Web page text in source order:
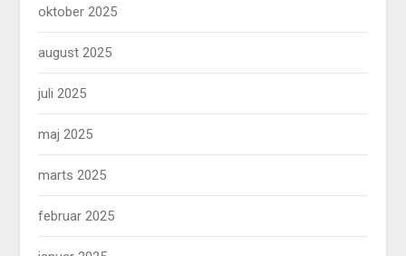
oktober 2025
august 2025
juli 2025
maj 2025
marts 2025
februar 2025